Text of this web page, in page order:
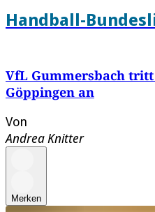
Handball-
VfL Gummersbach
Göppingen an
Von
Andrea Knitter
Merken